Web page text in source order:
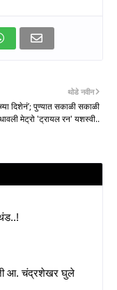
थोडे नवीन
दिशेनं’; पुण्यात सकाळी सकाळी
धावली मेट्रो 'ट्रायल रन' यशस्वी..
आ. चंद्रशेखर घुले